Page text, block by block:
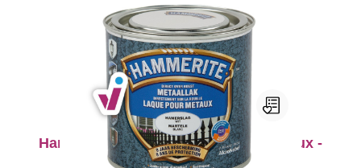
Hammerite Laque Martelée pour Métaux -
Blanc